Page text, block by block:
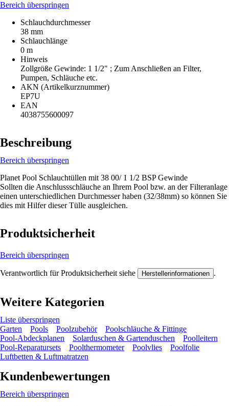
Bereich überspringen
Schlauchdurchmesser
38 mm
Schlauchlänge
0 m
Hinweis
Zollgröße Gewinde: 1 1/2" ; Zum Anschließen an Filter,
Pumpen, Schläuche etc.
AKN (Artikelkurznummer)
EP7U
EAN
4038755600097
Beschreibung
Bereich überspringen
Planet Pool Schlauchtüllen mit 38 00/ 1 1/2 BSP Gewinde
Sollten die Anschlussschläuche an Ihrem Pool bzw. an der Filteranlage
einen unterschiedlichen Durchmesser haben (32/38mm) so können Sie
dies mit Hilfer dieser Tülle ausgleichen.
Produktsicherheit
Bereich überspringen
Verantwortlich für Produktsicherheit siehe Herstellerinformationen .
Weitere Kategorien
Liste überspringen
Garten
Pools Poolzubehör
Poolschläuche & Fittinge
Pool-Abdeckplanen
Solarduschen & Gartenduschen
Poolleitern
Pool-Reparatursets
Poolthermometer Poolvlies
Poolfolie
Luftbetten & Luftmatratzen
Kundenbewertungen
Bereich überspringen